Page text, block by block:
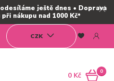
ještě dnes • Doprava
nákupu nad 1000 Kč*
CZK
0
0 Kč